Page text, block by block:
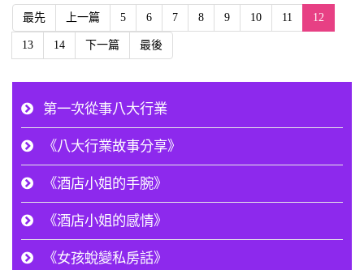
最先 上一篇 5 6 7 8 9 10 11 12
13 14 下一篇 最後
第一次從事八大行業
《八大行業故事分享》
《酒店小姐的手腕》
《酒店小姐的感情》
《女孩蛻變私房話》